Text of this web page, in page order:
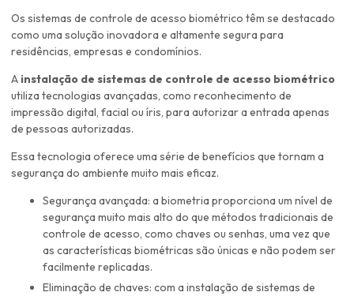
Os sistemas de controle de acesso biométrico têm se destacado
como uma solução inovadora e altamente segura para
residências, empresas e condomínios.
A instalação de sistemas de controle de acesso biométrico
utiliza tecnologias avançadas, como reconhecimento de
impressão digital, facial ou íris, para autorizar a entrada apenas
de pessoas autorizadas.
Essa tecnologia oferece uma série de benefícios que tornam a
segurança do ambiente muito mais eficaz.
Segurança avançada: a biometria proporciona um nível de
segurança muito mais alto do que métodos tradicionais de
controle de acesso, como chaves ou senhas, uma vez que
as características biométricas são únicas e não podem ser
facilmente replicadas.
Eliminação de chaves: com a instalação de sistemas de